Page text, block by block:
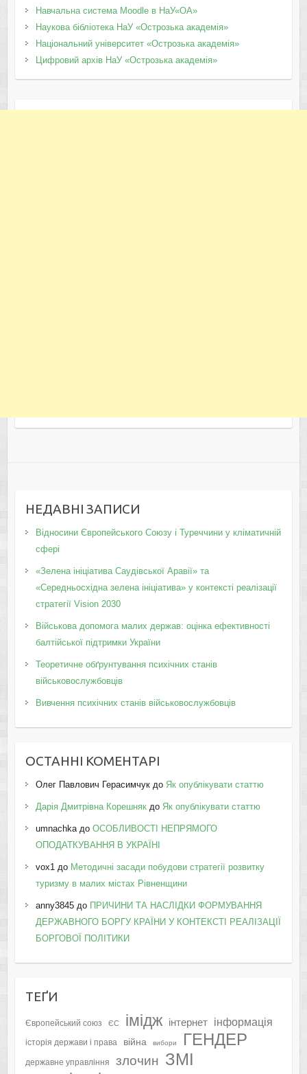
Навчальна система Moodle в НаУ«ОА»
Наукова бібліотека НаУ «Острозька академія»
Національний університет «Острозька академія»
Цифровий архів НаУ «Острозька академія»
НЕДАВНІ ЗАПИСИ
Відносини Європейського Союзу і Туреччини у кліматичній
сфері
«Зелена ініціатива Саудівської Аравії» та
«Середньосхідна зелена ініціатива» у контексті реалізації
стратегії Vision 2030
Військова допомога малих держав: оцінка ефективності
балтійської підтримки України
Теоретичне обґрунтування психічних станів
військовослужбовців
Вивчення психічних станів військовослужбовців
ОСТАННІ КОМЕНТАРІ
Олег Павлович Герасимчукдо Як опублікувати статтю
Дарія Дмитрівна Корешнякдо Як опублікувати статтю
umnachkaдо ОСОБЛИВОСТІ НЕПРЯМОГО
ОПОДАТКУВАННЯ В УКРАЇНІ
vox1до Методичні засади побудови стратегії розвитку
туризму в малих містах Рівненщини
anny3845до ПРИЧИНИ ТА НАСЛІДКИ ФОРМУВАННЯ
ДЕРЖАВНОГО БОРГУ КРАЇНИ У КОНТЕКСТІ РЕАЛІЗАЦІЇ
БОРГОВОЇ ПОЛІТИКИ
ТЕҐИ
Європейський союз ЄС імідж інтернет інформація
історія держави і права війна вибори ГЕНДЕР
державне управління злочин ЗМІ